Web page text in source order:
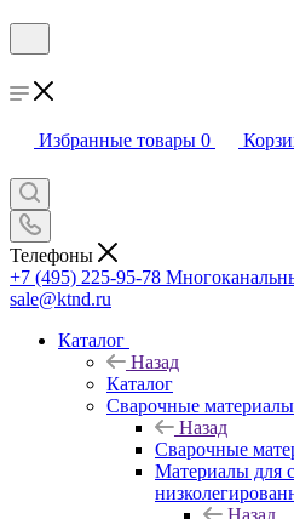
Избранные товары 0
Телефоны
+7 (495) 225-95-78
sale@ktnd.ru
Каталог
Назад
Каталог
Сварочные материалы
Назад
Сварочные
Материалы для
Назад